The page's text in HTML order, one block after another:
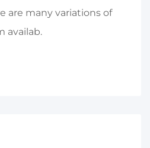
are many variations of
availab.